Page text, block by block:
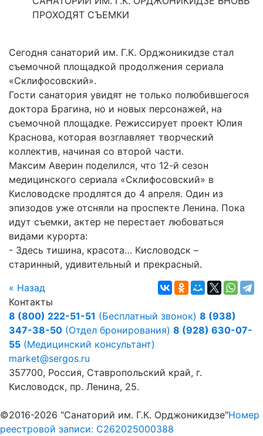
ПРОХОДЯТ СЪЕМКИ
Сегодня санаторий им. Г.К. Орджоникидзе стал
съемочной площадкой продолжения сериала
«Склифосовский».
Гости санатория увидят не только полюбившегося
доктора Брагина, но и новых персонажей, на
съемочной площадке. Режиссирует проект Юлия
Краснова, которая возглавляет творческий
коллектив, начиная со второй части.
Максим Аверин поделился, что 12-й сезон
медицинского сериала «Склифосовский» в
Кисловодске продлятся до 4 апреля. Один из
эпизодов уже отсняли на проспекте Ленина. Пока
идут съемки, актер не перестает любоваться
видами курорта:
- Здесь тишина, красота… Кисловодск –
старинный, удивительный и прекрасный.
« Назад
Контакты
8 (800) 222-51-51 (Бесплатный звонок) 8 (938)
347-38-50 (Отдел бронирования) 8 (928) 630-07-
55 (Медицинский консультант)
market@sergos.ru
357700, Россия, Ставропольский край, г.
Кисловодск, пр. Ленина, 25.
©2016-2026 "Санаторий им. Г.К. Орджоникидзе"Номер
реестровой записи: С262025000388